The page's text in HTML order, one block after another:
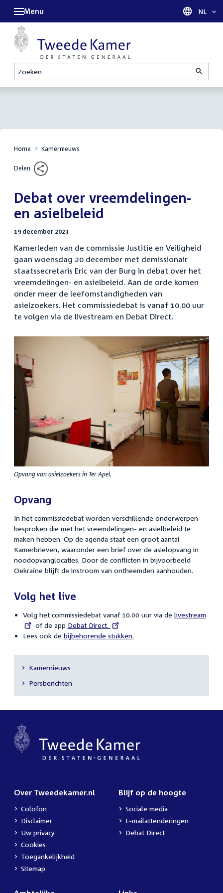
Zoeken
Menu Taal
NL
Home Kamernieuws
Delen
Debat over vreemdelingen-
en asielbeleid
19 december 2023
Kamerleden van de commissie Justitie en Veiligheid
gaan woensdag 20 december met demissionair
staatssecretaris Eric van der Burg in debat over het
vreemdelingen- en asielbeleid. Aan de orde komen
onder meer de leefomstandigheden van
asielzoekers. Het commissiedebat is vanaf 10.00 uur
te volgen via de livestream en Debat Direct.
Opvang van asielzoekers in Ter Apel.
Opvang
In het commissiedebat worden verschillende onderwerpen
besproken die met het vreemdelingen- en asielbeleid te
maken hebben. Op de agenda staat een groot aantal
Kamerbrieven, waaronder een brief over de asielopvang in
noodopvanglocaties. Door de conflicten in bijvoorbeeld
Oekraïne blijft de instroom van ontheemden aanhouden.
Volg het live
Volg het commissiedebat vanaf 10.00 uur via de External
livestream
of de app External
link:
Debat Direct.
Lees ook de bijbehorende stukken.
Secundaire
navigatie
Kamernieuws
Persberichten
Over Tweedekamer.nl
Colofon
Disclaimer
Uw privacy
Cookies
Toegankelijkheid
Sitemap
Blijf op de hoogte
Sociale media
E-mailattenderingen
Debat Direct